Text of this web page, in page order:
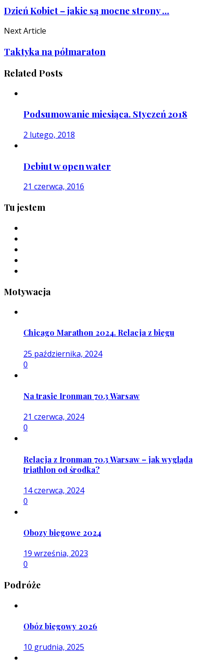
Dzień Kobiet – jakie są mocne strony ...
Next Article
Taktyka na półmaraton
Related Posts
Podsumowanie miesiąca. Styczeń 2018
2 lutego, 2018
Debiut w open water
21 czerwca, 2016
Tu jestem
Motywacja
Chicago Marathon 2024. Relacja z biegu
25 października, 2024
0
Na trasie Ironman 70.3 Warsaw
21 czerwca, 2024
0
Relacja z Ironman 70.3 Warsaw – jak wygląda
triathlon od środka?
14 czerwca, 2024
0
Obozy biegowe 2024
19 września, 2023
0
Podróże
Obóz biegowy 2026
10 grudnia, 2025